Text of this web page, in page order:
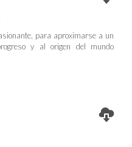
para aproximarse a un
y al origen del mundo